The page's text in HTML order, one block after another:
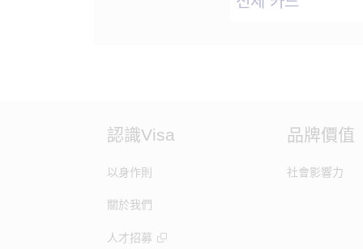
認識Visa
以身作則
關於我們
人才招募
品牌價值
社會影響力